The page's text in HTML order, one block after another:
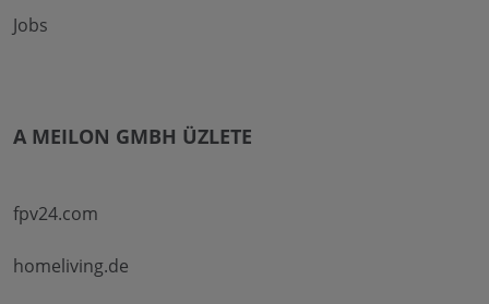
Jobs
A MEILON GMBH ÜZLETE
fpv24.com
homeliving.de